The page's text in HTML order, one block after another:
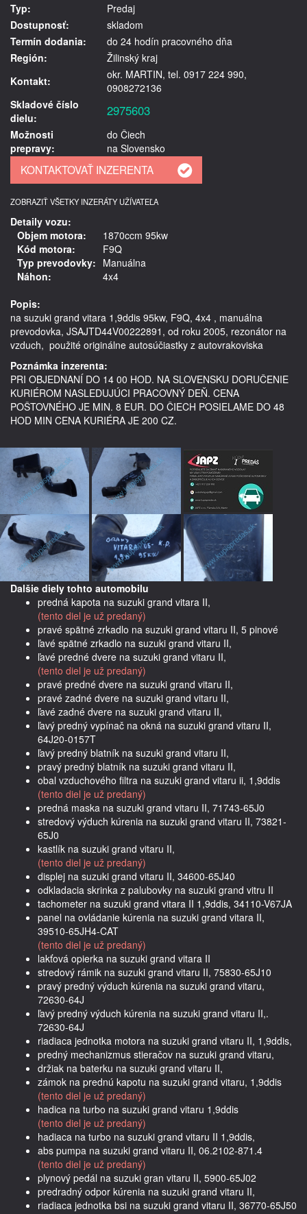
Typ:
Predaj
Dostupnosť:
skladom
Termín dodania:
do 24 hodín pracovného dňa
Región:
Žilinský kraj
Kontakt:
okr. MARTIN, tel. 0917 224 990,
0908272136
Skladové číslo
dielu:
2975603
Možnosti
prepravy:
do Čiech
na Slovensko
ZOBRAZIŤ VŠETKY INZERÁTY UŽÍVATEĽA
Detaily vozu:
Objem motora:
1870ccm 95kw
Kód motora:
F9Q
Typ prevodovky: Manuálna
Náhon:
4x4
Popis:
na suzuki grand vitara 1,9ddis 95kw, F9Q, 4x4 , manuálna
prevodovka, JSAJTD44V00222891, od roku 2005, rezonátor na
vzduch,  použité originálne autosúčiastky z autovrakoviska
Poznámka inzerenta:
PRI OBJEDNANÍ DO 14 00 HOD. NA SLOVENSKU DORUČENIE
KURIÉROM NASLEDUJÚCI PRACOVNÝ DEŇ. CENA
POŠTOVNÉHO JE MIN. 8 EUR. DO ČIECH POSIELAME DO 48
HOD MIN CENA KURIÉRA JE 200 CZ.
Dalšie diely tohto automobilu
predná kapota na suzuki grand vitara II,
(tento diel je už predaný)
pravé spätné zrkadlo na suzuki grand vitaru II, 5 pinové
ľavé spätné zrkadlo na suzuki grand vitaru II,
ľavé predné dvere na suzuki grand vitaru II,
(tento diel je už predaný)
pravé predné dvere na suzuki grand vitaru II,
pravé zadné dvere na suzuki grand vitaru II,
ľavé zadné dvere na suzuki grand vitaru II,
ľavý predný vypínač na okná na suzuki grand vitaru II,
64J20-0157T
ľavý predný blatník na suzuki grand vitaru II,
pravý predný blatník na suzuki grand vitaru II,
obal vzduchového filtra na suzuki grand vitaru ii, 1,9ddis
(tento diel je už predaný)
predná maska na suzuki grand vitaru II, 71743-65J0
stredový výduch kúrenia na suzuki grand vitaru II, 73821-
65J0
kastlík na suzuki grand vitaru II,
(tento diel je už predaný)
displej na suzuki grand vitaru II, 34600-65J40
odkladacia skrinka z palubovky na suzuki grand vitru II
tachometer na suzuki grand vitara II 1,9ddis, 34110-V67JA
panel na ovládanie kúrenia na suzuki grand vitara II,
39510-65JH4-CAT
(tento diel je už predaný)
lakťová opierka na suzuki grand vitara II
stredový rámik na suzuki grand vitaru II, 75830-65J10
pravý predný výduch kúrenia na suzuki grand vitaru,
72630-64J
ľavý predný výduch kúrenia na suzuki grand vitaru II,.
72630-64J
riadiaca jednotka motora na suzuki grand vitaru II, 1,9ddis,
predný mechanizmus stieračov na suzuki grand vitaru,
držiak na baterku na suzuki grand vitaru II,
zámok na prednú kapotu na suzuki grand vitaru, 1,9ddis
(tento diel je už predaný)
hadica na turbo na suzuki grand vitaru 1,9ddis
(tento diel je už predaný)
hadiaca na turbo na suzuki grand vitaru II 1,9ddis,
abs pumpa na suzuki grand vitaru II, 06.2102-871.4
(tento diel je už predaný)
plynový pedál na suzuki gran vitaru II, 5900-65J02
predradný odpor kúrenia na suzuki grand vitaru II,
riadiaca jednotka bsi na suzuki grand vitaru II, 36770-65J50